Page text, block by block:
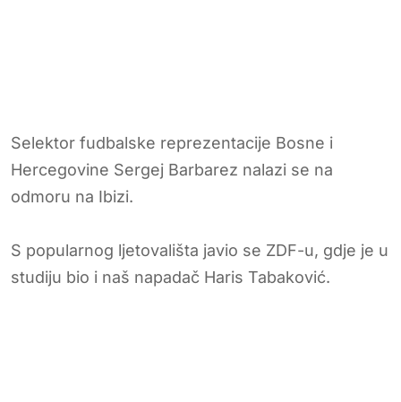
Selektor fudbalske reprezentacije Bosne i
Hercegovine Sergej Barbarez nalazi se na
odmoru na Ibizi.
S popularnog ljetovališta javio se ZDF-u, gdje je u
studiju bio i naš napadač Haris Tabaković.